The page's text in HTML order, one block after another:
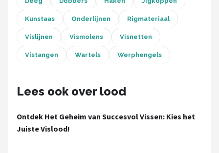
Alle merken →
Kunstaas Onderlijnen Rigmateriaal
Vislijnen Vismolens Visnetten
Vistangen Wartels Werphengels
Lees ook over lood
Ontdek Het Geheim van Succesvol Vissen: Kies het
Juiste Vislood!